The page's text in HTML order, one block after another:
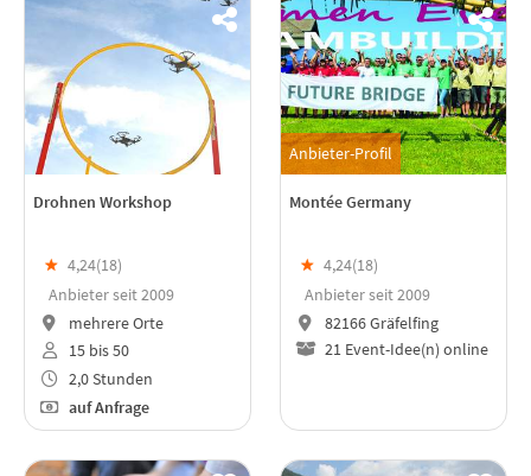
Drohnen Workshop
★ 4,24(18)
Anbieter seit 2009
mehrere Orte
15 bis 50
2,0 Stunden
auf Anfrage
Anbieter-Profil
Montée Germany
★ 4,24(18)
Anbieter seit 2009
82166 Gräfelfing
21 Event-Idee(n) online